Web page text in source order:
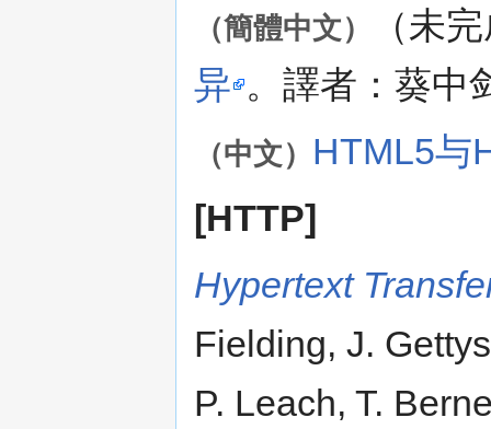
（簡體中文）
（未
异 。譯者：葵中
（中文） HTML5与
[HTTP]
Hypertext
Fielding, J.
P. Leach, T.